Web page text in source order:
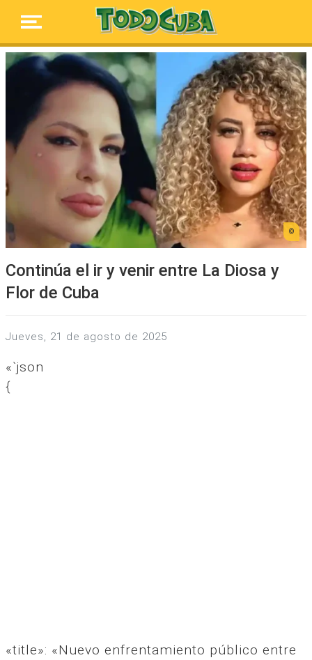
Continúa el ir y venir entre La Diosa y
Flor de Cuba
jueves, 21 de agosto de 2025
«`json
{
«title»: «Nuevo enfrentamiento público entre